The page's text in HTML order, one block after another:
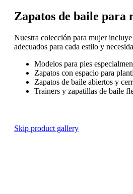
Zapatos de baile para
Nuestra colección para mujer
adecuados para cada estilo y
Modelos para pies
Zapatos con espacio para
Zapatos de baile abiertos y
Trainers y zapatillas de baile
Skip product gallery